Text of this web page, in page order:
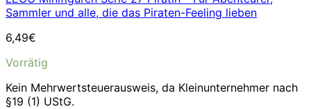
Sammler und alle, die das Piraten-Feeling lieben
6,49€
Vorrätig
Kein Mehrwertsteuerausweis, da Kleinunternehmer nach
§19 (1) UStG.